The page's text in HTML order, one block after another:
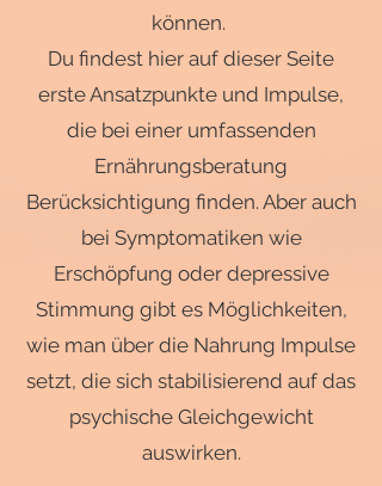
können.
Du findest hier auf dieser Seite
erste Ansatzpunkte und Impulse,
die bei einer umfassenden
Ernährungsberatung
Berücksichtigung finden. Aber auch
bei Symptomatiken wie
Erschöpfung oder depressive
Stimmung gibt es Möglichkeiten,
wie man über die Nahrung Impulse
setzt, die sich stabilisierend auf das
psychische Gleichgewicht
auswirken.